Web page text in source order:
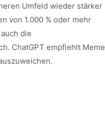
Umfeld wieder stärker
von 1.000 % oder mehr
die
ChatGPT empfiehlt Meme